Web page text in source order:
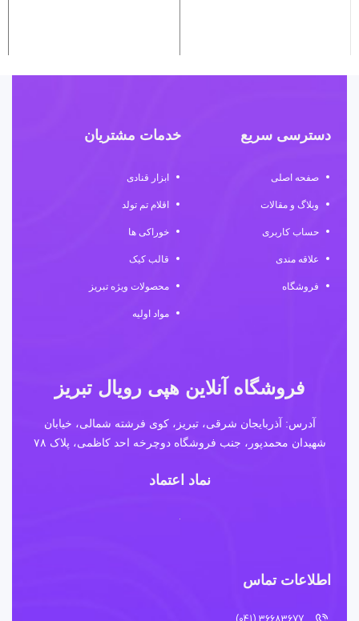
دسترسی سریع
صفحه اصلی
وبلاگ و مقالات
حساب کاربری
علاقه مندی
فروشگاه
خدمات مشتریان
ابزار قنادی
اقلام تم تولد
خوراکی ها
قالب کیک
محصولات ویژه تبریز
مواد اولیه
فروشگاه آنلاین هپی رویال تبریز
آدرس: آذربایجان شرقی، تبریز، کوی فرشته شمالی، خیابان
شهیدان محمدپور، جنب فروشگاه دوچرخه احد کاظمی، پلاک ۷۸
نماد اعتماد
اطلاعات تماس